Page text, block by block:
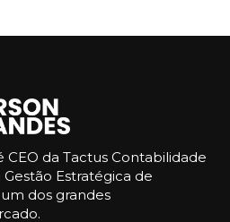
da Tactus Contabilidade
Estratégica de
dos grandes